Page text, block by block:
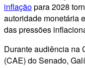
inflaçãopara 2028
autoridade monetária
das pressões
Durante audiência na
(CAE) do Senado,